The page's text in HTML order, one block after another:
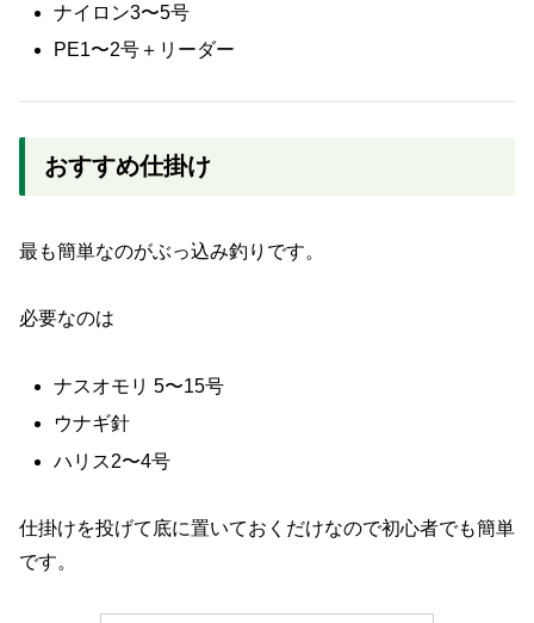
ナイロン3〜5号
PE1〜2号＋リーダー
おすすめ仕掛け
最も簡単なのがぶっ込み釣りです。
必要なのは
ナスオモリ 5〜15号
ウナギ針
ハリス2〜4号
仕掛けを投げて底に置いておくだけなので初心者でも簡単
です。